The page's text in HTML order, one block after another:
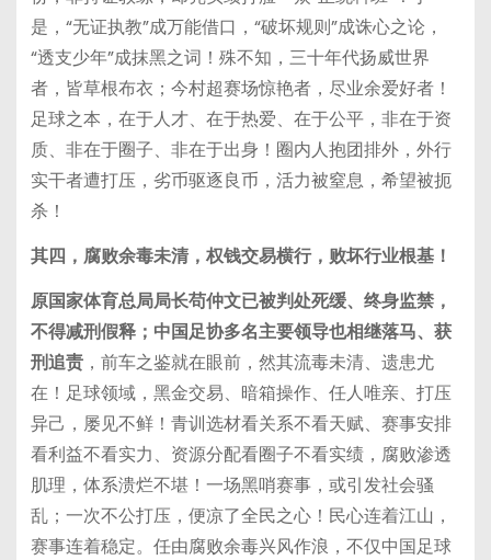
是，“无证执教”成万能借口，“破坏规则”成诛心之论，
“透支少年”成抹黑之词！殊不知，三十年代扬威世界
者，皆草根布衣；今村超赛场惊艳者，尽业余爱好者！
足球之本，在于人才、在于热爱、在于公平，非在于资
质、非在于圈子、非在于出身！圈内人抱团排外，外行
实干者遭打压，劣币驱逐良币，活力被窒息，希望被扼
杀！
其四，腐败余毒未清，权钱交易横行，败坏行业根基！
原国家体育总局局长苟仲文已被判处死缓、终身监禁，
不得减刑假释；中国足协多名主要领导也相继落马、获
刑追责，前车之鉴就在眼前，然其流毒未清、遗患尤
在！足球领域，黑金交易、暗箱操作、任人唯亲、打压
异己，屡见不鲜！青训选材看关系不看天赋、赛事安排
看利益不看实力、资源分配看圈子不看实绩，腐败渗透
肌理，体系溃烂不堪！一场黑哨赛事，或引发社会骚
乱；一次不公打压，便凉了全民之心！民心连着江山，
赛事连着稳定。任由腐败余毒兴风作浪，不仅中国足球